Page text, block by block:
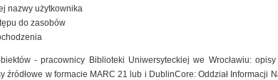
nazwy użytkownika
do zasobów
- pracownicy Biblioteki Uniwersyteckiej we Wrocławiu:
źródłowe w formacie MARC 21 lub i DublinCore: Oddział Informacji